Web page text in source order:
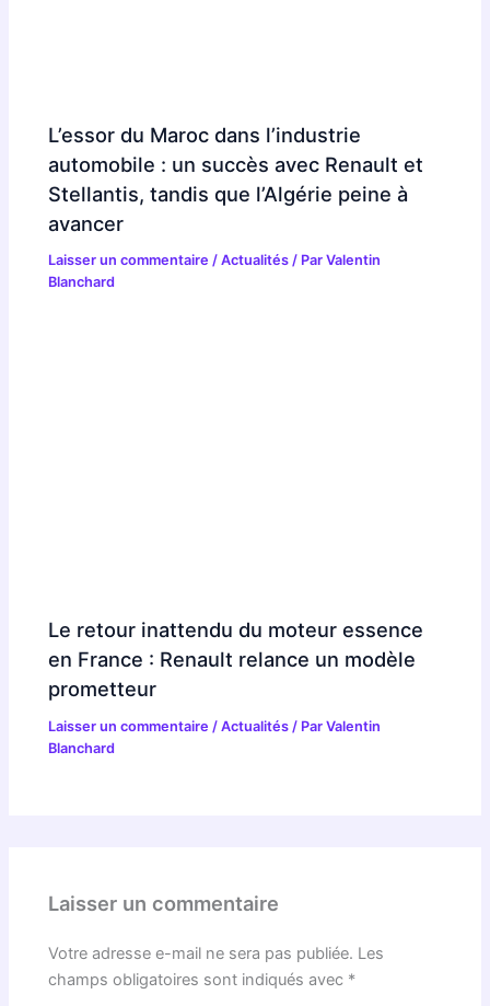
L’essor du Maroc dans l’industrie
automobile : un succès avec Renault et
Stellantis, tandis que l’Algérie peine à
avancer
Laisser un commentaire /Actualités / ParValentin
Blanchard
Le retour inattendu du moteur essence
en France : Renault relance un modèle
prometteur
Laisser un commentaire /Actualités / ParValentin
Blanchard
Laisser un commentaire
Votre adresse e-mail ne sera pas publiée. Les
champs obligatoires sont indiqués avec *